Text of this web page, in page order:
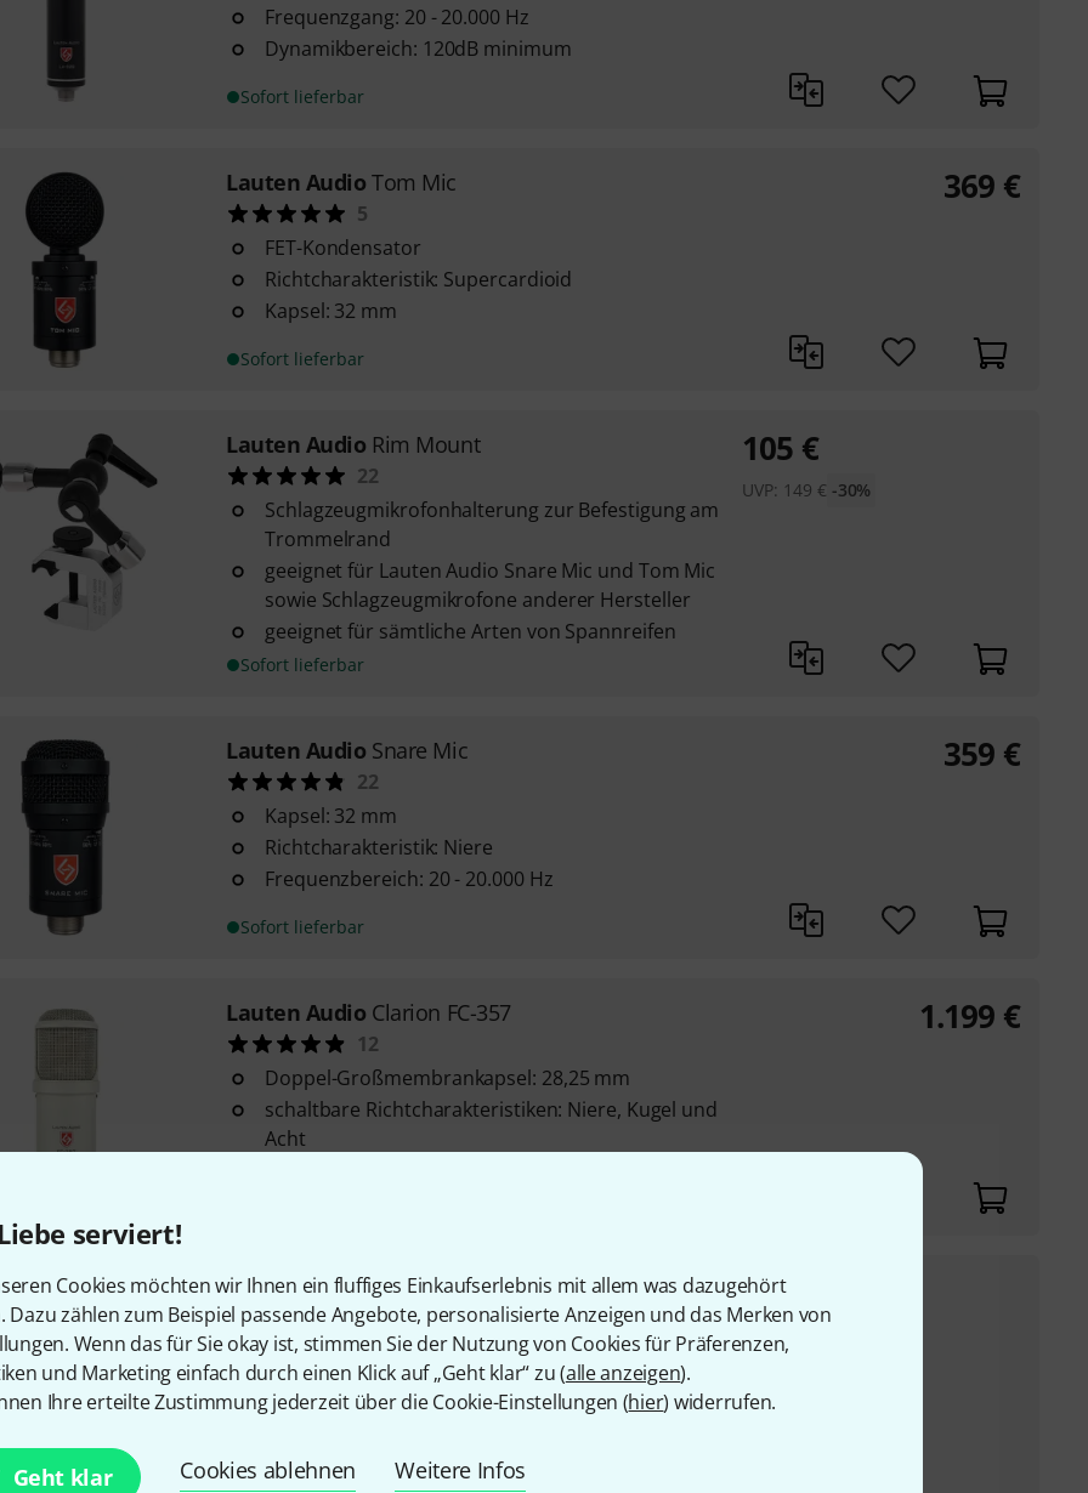
serviert!
Cookies möchten wir Ihnen ein fluffiges Einkaufserlebnis mit allem was dazugehört
Dazu zählen zum Beispiel passende Angebote, personalisierte Anzeigen und das Merken von
Wenn das für Sie okay ist, stimmen Sie der Nutzung von Cookies für Präferenzen,
und Marketing einfach durch einen Klick auf „Geht klar“ zu (alle anzeigen).
Ihre erteilte Zustimmung jederzeit über die Cookie-Einstellungen (hier) widerrufen.
Geht klar Cookies ablehnen Weitere Infos
Frequenzgang: 20 - 20.000 Hz
Dynamikbereich: 120dB minimum
Sofort lieferbar
Lauten Audio Tom Mic
5
FET-Kondensator
Richtcharakteristik: Supercardioid
Kapsel: 32 mm
Sofort lieferbar
369 €
Lauten Audio Rim Mount
22
Schlagzeugmikrofonhalterung zur Befestigung am
Trommelrand
geeignet für Lauten Audio Snare Mic und Tom Mic
sowie Schlagzeugmikrofone anderer Hersteller
geeignet für sämtliche Arten von Spannreifen
Sofort lieferbar
105 €
UVP: 149 € -30%
Lauten Audio Snare Mic
22
Kapsel: 32 mm
Richtcharakteristik: Niere
Frequenzbereich: 20 - 20.000 Hz
Sofort lieferbar
359 €
Lauten Audio Clarion FC-357
12
Doppel-Großmembrankapsel: 28,25 mm
schaltbare Richtcharakteristiken: Niere, Kugel und
Acht
1.199 €
Lauten AudioLS-208
9
ausgelegt für Rundfunk, Studio, Bühne und zur
Nahmikrofonierung von Verstärkern und
Schlagzeug
Umgebungsgeräuschen und Störquellen
590
UVP: